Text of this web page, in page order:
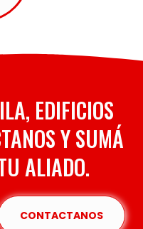
EDIFICIOS
Y SUMÁ
ALIADO.
CONTACTANOS